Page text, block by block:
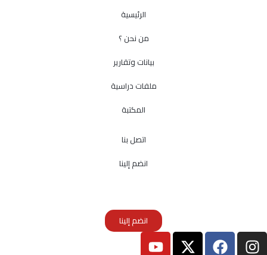
الرئيسية
من نحن ؟
بيانات وتقارير
ملفات دراسية
المكتبة
اتصل بنا
انضم إلينا
انضم إلينا